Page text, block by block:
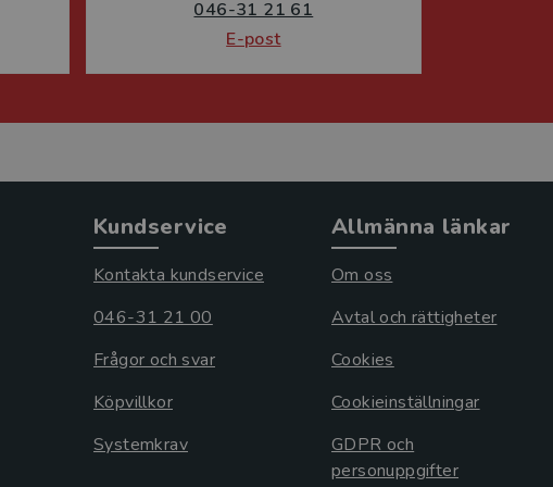
046-31 21 61
E-post
Kundservice
Kontakta kundservice
046-31 21 00
Frågor och svar
Köpvillkor
Systemkrav
Allmänna länkar
Om oss
Avtal och rättigheter
Cookies
Cookieinställningar
GDPR och
personuppgifter